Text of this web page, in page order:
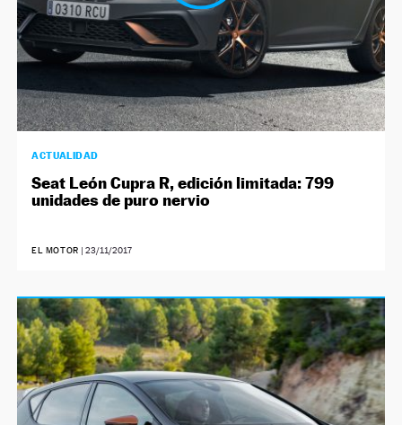
ACTUALIDAD
Seat León Cupra R, edición limitada: 799
unidades de puro nervio
EL MOTOR |23/11/2017